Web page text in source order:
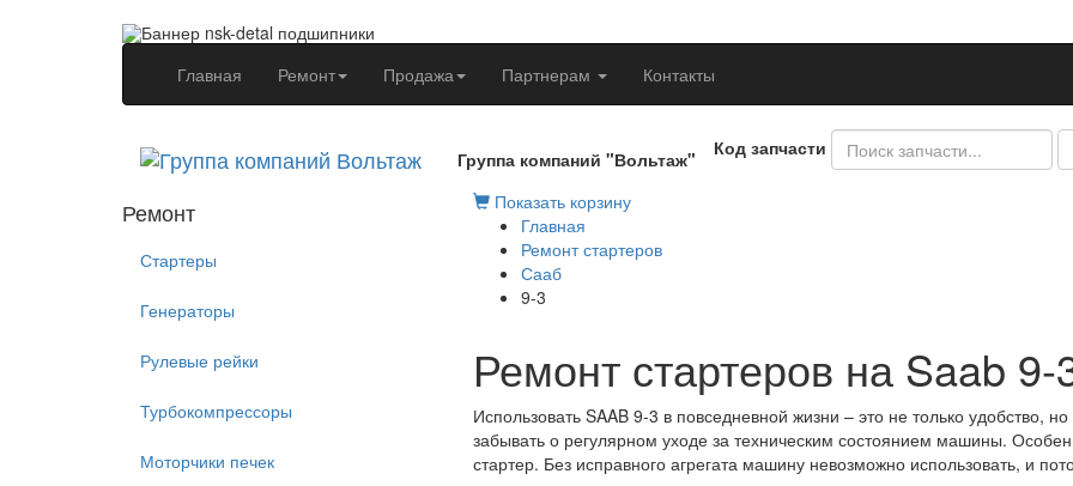
Главная (current)Ремонт Продажа Партнерам Контакты
Группа компаний "Вольтаж"
Код запчасти
Ремонт
Стартеры
Генераторы
Рулевые рейки
Турбокомпрессоры
Моторчики печек
Показать корзину
Главная
Ремонт стартеров
Сааб
9-3
Ремонт стартеров на Saab
Использовать SAAB 9-3 в повседневной жизни – это не только удобство,
забывать о регулярном уходе за техническим состоянием машины.
стартер. Без исправного агрегата машину невозможно использовать, и